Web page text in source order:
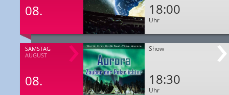
08. 18:00
Uhr
SAMSTAG
AUGUST
08.
Show
18:30
Uhr